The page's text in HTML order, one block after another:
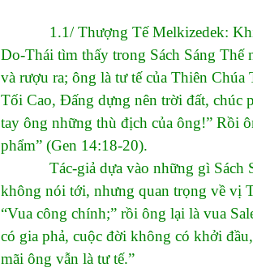
1.1/ Thượng Tế Melkizedek: Khi
Do-Thái tìm thấy trong Sách Sáng Thế
và rượu ra; ông là tư tế của Thiên
Tối Cao, Đấng dựng nên trời đất, chúc
tay ông những thù địch của ông!” Rồi
phẩm” (Gen 14:18-20).
Tác-giả dựa vào những gì Sách
không nói tới, nhưng quan trọng về vị
“Vua công chính;” rồi ông lại là vua
có gia phả, cuộc đời không có khởi
mãi ông vẫn là tư tế.”